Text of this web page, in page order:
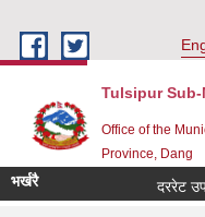
Tulsipur
Office of the
Province, Dang
भर्खरै दररेट